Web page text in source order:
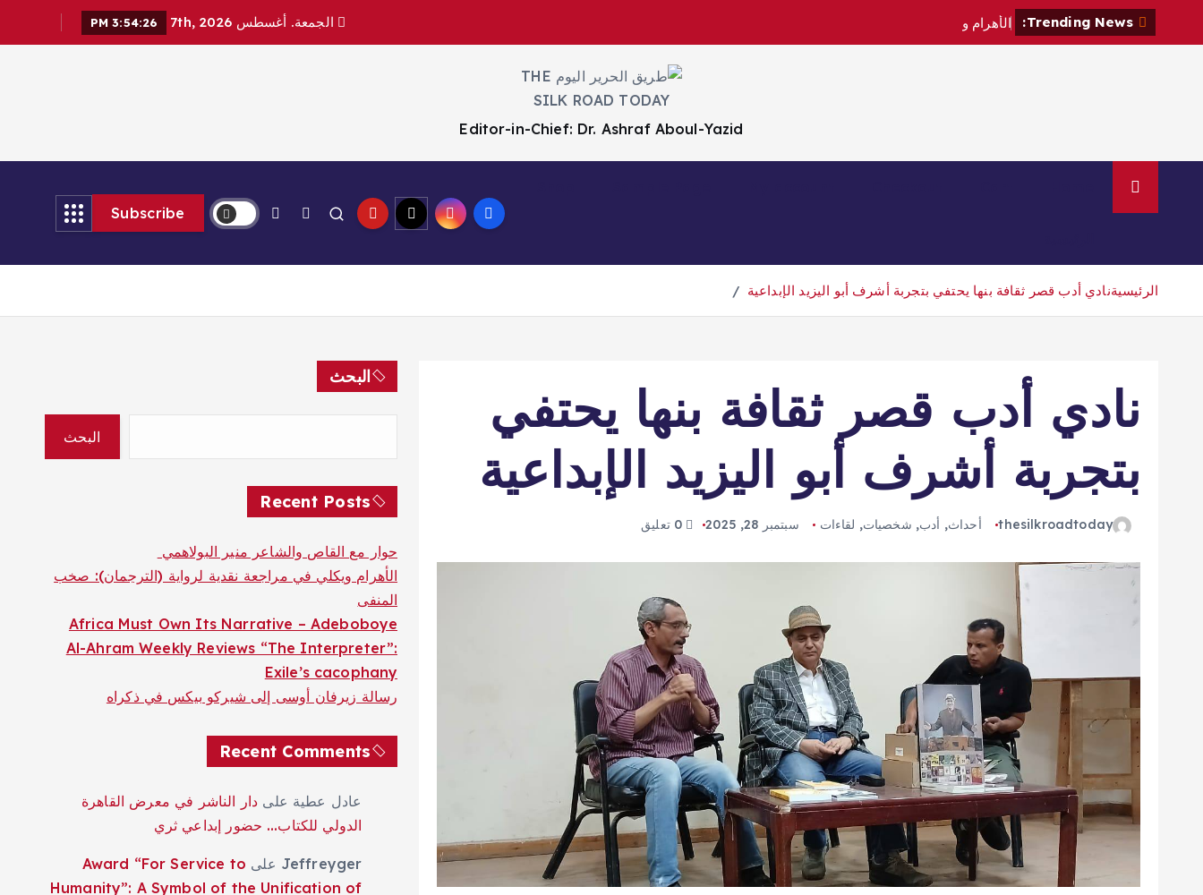
الأهر ام و الجمعة. أغسطس 7th, 2026 3:54:27 PM
Editor-in-Chief: Dr. Ashraf Aboul-Yazid
Subscribe
الرئيسيةنادي أدب قصر ثقافة بنها يحتفي بتجربة أشرف أبو اليزيد الإبداعية
نادي أدب قصر ثقافة بنها يحتفي
بتجربة أشرف أبو اليزيد الإبداعية
thesilkroadtoday أحداث, أدب, شخصيات, لقاءات سبتمبر 28, 2025
البحث
البحث
Recent Posts
حوار مع القاص والشاعر منير البولاهمي
الأهرام ويكلي في مراجعة نقدية لرواية (الترجمان): صخب
المنفى
Africa Must Own Its Narrative – Adeboboye
Al-Ahram Weekly Reviews “The Interpreter”:
Exile’s cacophany
رسالة زيرفان أوسى إلى شيركو بيكس في ذكراه
Recent Comments
عادل عطية على دار الناشر في معرض القاهرة
الدولي للكتاب… حضور إبداعي ثري
Jeffreyger على Award “For Service to
Humanity”: A Symbol of the Unification of